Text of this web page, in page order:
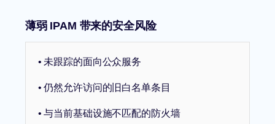
薄弱 IPAM 带来的安全风险
• 未跟踪的面向公众服务
• 仍然允许访问的旧白名单条目
• 与当前基础设施不匹配的防火墙